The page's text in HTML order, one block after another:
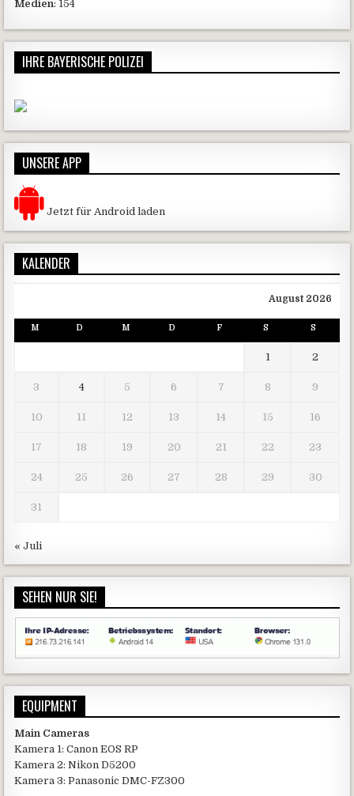
Medien: 154
IHRE BAYERISCHE POLIZEI
UNSERE APP
Jetzt für Android laden
KALENDER
August 2026
M D M D F S S
1 2
3 4 5 6 7 8 9
10 11 12 13 14 15 16
17 18 19 20 21 22 23
24 25 26 27 28 29 30
31
« Juli
SEHEN NUR SIE!
EQUIPMENT
Main Cameras
Kamera 1: Canon EOS RP
Kamera 2: Nikon D5200
Kamera 3: Panasonic DMC-FZ300